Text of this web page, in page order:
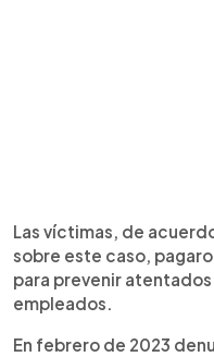
Las víctimas, de
sobre este caso,
para prevenir
empleados.
En febrero de 2023